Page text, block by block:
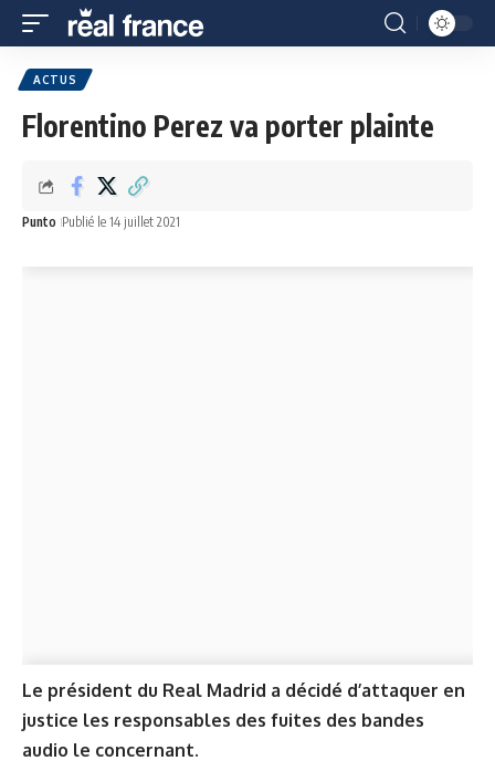
ACTUS
Florentino Perez va porter plainte
Punto Publié le 14 juillet 2021
Le président du Real Madrid a décidé d’attaquer en
justice les responsables des fuites des bandes
audio le concernant.